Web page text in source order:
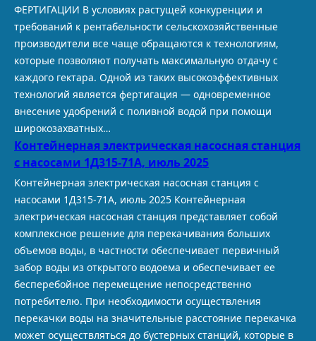
ФЕРТИГАЦИИ В условиях растущей конкуренции и
требований к рентабельности сельскохозяйственные
производители все чаще обращаются к технологиям,
которые позволяют получать максимальную отдачу с
каждого гектара. Одной из таких высокоэффективных
технологий является фертигация — одновременное
внесение удобрений с поливной водой при помощи
широкозахватных…
Контейнерная электрическая насосная станция
с насосами 1Д315-71А, июль 2025
Контейнерная электрическая насосная станция с
насосами 1Д315-71А, июль 2025 Контейнерная
электрическая насосная станция представляет собой
комплексное решение для перекачивания больших
объемов воды, в частности обеспечивает первичный
забор воды из открытого водоема и обеспечивает ее
бесперебойное перемещение непосредственно
потребителю. При необходимости осуществления
перекачки воды на значительные расстояние перекачка
может осуществляться до бустерных станций, которые в